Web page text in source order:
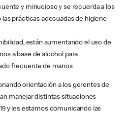
y minucioso y se recuerda a los
prácticas adecuadas de higiene
están aumentando el uso de
a base de alcohol para
frecuente de manos
orientación a los gerentes de
manejar distintas situaciones
y les estamos comunicando las